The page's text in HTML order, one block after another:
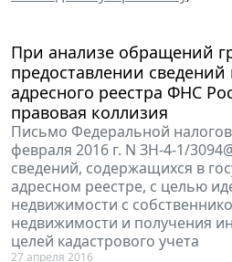
При анализе обращений
предоставлении сведений
адресного реестра ФНС
правовая коллизия
Письмо Федеральной
февраля 2016 г. N ЗН-4-1/
сведений, содержащихся в
адресном реестре, с целью
недвижимости с
недвижимости и получения
целей кадастрового учета
27 апреля 2016